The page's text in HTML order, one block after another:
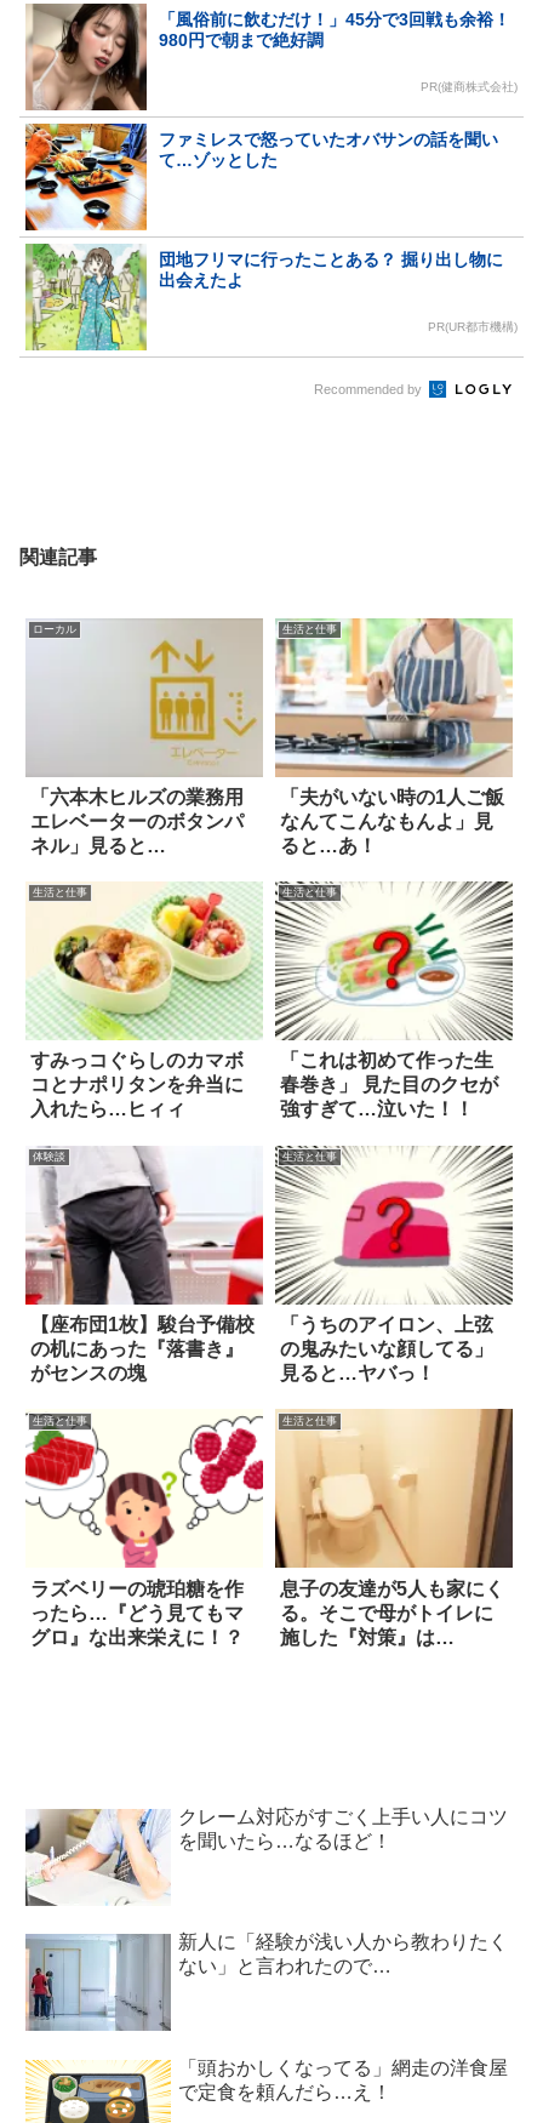
「風俗前に飲むだけ！」45分で3回戦も余裕！
980円で朝まで絶好調
PR(健商株式会社)
ファミレスで怒っていたオバサンの話を聞い
て…ゾッとした
団地フリマに行ったことある？ 掘り出し物に
出会えたよ
PR(UR都市機構)
Recommended by
関連記事
ローカル
「六本木ヒルズの業務用
エレベーターのボタンパ
ネル」見ると…
生活と仕事
「夫がいない時の1人ご飯
なんてこんなもんよ」見
ると…あ！
生活と仕事
すみっコぐらしのカマボ
コとナポリタンを弁当に
入れたら…ヒィィ
生活と仕事
「これは初めて作った生
春巻き」 見た目のクセが
強すぎて…泣いた！！
体験談
【座布団1枚】駿台予備校
の机にあった『落書き』
がセンスの塊
生活と仕事
「うちのアイロン、上弦
の鬼みたいな顔してる」
見ると…ヤバっ！
生活と仕事
ラズベリーの琥珀糖を作
ったら…『どう見てもマ
グロ』な出来栄えに！？
生活と仕事
息子の友達が5人も家にく
る。そこで母がトイレに
施した『対策』は…
クレーム対応がすごく上手い人にコツ
を聞いたら…なるほど！
新人に「経験が浅い人から教わりたく
ない」と言われたので…
「頭おかしくなってる」網走の洋食屋
で定食を頼んだら…え！